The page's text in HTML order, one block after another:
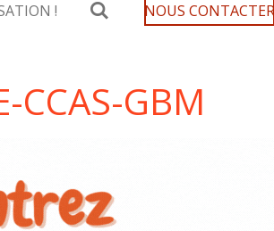
!
NOUS CONTACTER
CCAS-GBM